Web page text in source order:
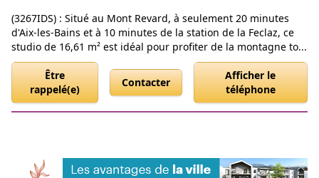
(3267IDS) : Situé au Mont Revard, à seulement 20 minutes
d'Aix-les-Bains et à 10 minutes de la station de la Feclaz, ce
studio de 16,61 m² est idéal pour profiter de la montagne to...
Être
rappelé(e)
Contacter
Afficher le
téléphone